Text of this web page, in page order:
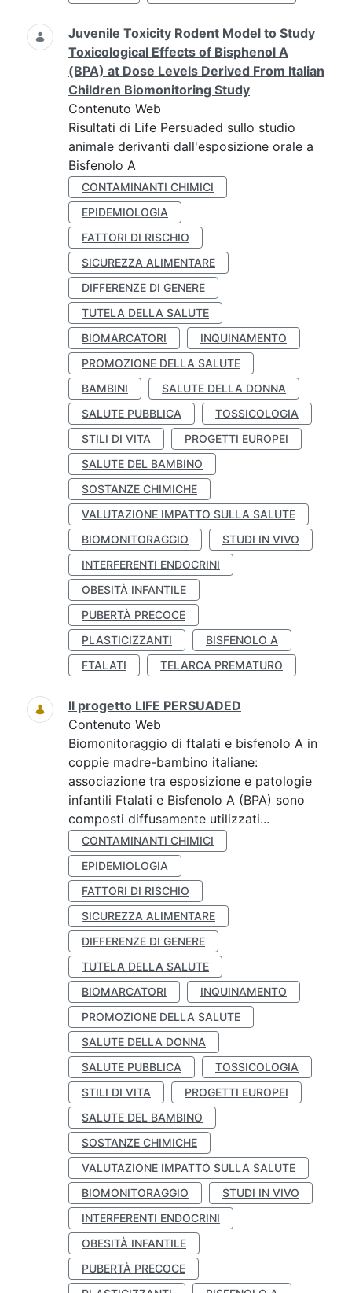
Juvenile Toxicity Rodent Model to Study
Toxicological Effects of Bisphenol A
(BPA) at Dose Levels Derived From Italian
Children Biomonitoring Study
Contenuto Web
Risultati di Life Persuaded sullo studio
animale derivanti dall'esposizione orale a
Bisfenolo A
CONTAMINANTI CHIMICI
EPIDEMIOLOGIA
FATTORI DI RISCHIO
SICUREZZA ALIMENTARE
DIFFERENZE DI GENERE
TUTELA DELLA SALUTE
BIOMARCATORI
INQUINAMENTO
PROMOZIONE DELLA SALUTE
BAMBINI
SALUTE DELLA DONNA
SALUTE PUBBLICA
TOSSICOLOGIA
STILI DI VITA
PROGETTI EUROPEI
SALUTE DEL BAMBINO
SOSTANZE CHIMICHE
VALUTAZIONE IMPATTO SULLA SALUTE
BIOMONITORAGGIO
STUDI IN VIVO
INTERFERENTI ENDOCRINI
OBESITÀ INFANTILE
PUBERTÀ PRECOCE
PLASTICIZZANTI
BISFENOLO A
FTALATI
TELARCA PREMATURO
Il progetto LIFE PERSUADED
Contenuto Web
Biomonitoraggio di ftalati e bisfenolo A in
coppie madre-bambino italiane:
associazione tra esposizione e patologie
infantili Ftalati e Bisfenolo A (BPA) sono
composti diffusamente utilizzati...
CONTAMINANTI CHIMICI
EPIDEMIOLOGIA
FATTORI DI RISCHIO
SICUREZZA ALIMENTARE
DIFFERENZE DI GENERE
TUTELA DELLA SALUTE
BIOMARCATORI
INQUINAMENTO
PROMOZIONE DELLA SALUTE
SALUTE DELLA DONNA
SALUTE PUBBLICA
TOSSICOLOGIA
STILI DI VITA
PROGETTI EUROPEI
SALUTE DEL BAMBINO
SOSTANZE CHIMICHE
VALUTAZIONE IMPATTO SULLA SALUTE
BIOMONITORAGGIO
STUDI IN VIVO
INTERFERENTI ENDOCRINI
OBESITÀ INFANTILE
PUBERTÀ PRECOCE